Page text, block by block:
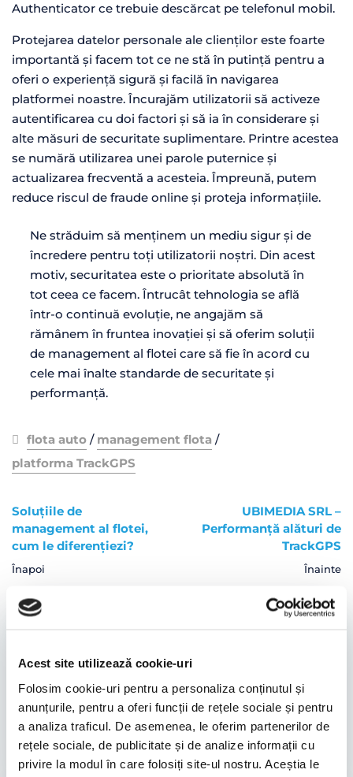
Acest site utilizează cookie-uri
Folosim cookie-uri pentru a personaliza conținutul și
anunțurile, pentru a oferi funcții de rețele sociale și pentru
a analiza traficul. De asemenea, le oferim partenerilor de
rețele sociale, de publicitate și de analize informații cu
privire la modul în care folosiți site-ul nostru. Aceștia le
Authenticator ce trebuie descărcat pe telefonul mobil.
Protejarea datelor personale ale clienților este foarte
importantă și facem tot ce ne stă în putință pentru a
oferi o experiență sigură și facilă în navigarea
platformei noastre. Încurajăm utilizatorii să activeze
autentificarea cu doi factori și să ia în considerare și
alte măsuri de securitate suplimentare. Printre acestea
se numără utilizarea unei parole puternice și
actualizarea frecventă a acesteia. Împreună, putem
reduce riscul de fraude online și proteja informațiile.
Ne străduim să menținem un mediu sigur și de
încredere pentru toți utilizatorii noștri. Din acest
motiv, securitatea este o prioritate absolută în
tot ceea ce facem. Întrucât tehnologia se află
într-o continuă evoluție, ne angajăm să
rămânem în fruntea inovației și să oferim soluții
de management al flotei care să fie în acord cu
cele mai înalte standarde de securitate și
performanță.
flota auto / management flota /
platforma TrackGPS
Soluțiile de
management al flotei,
cum le diferențiezi?
Înapoi
UBIMEDIA SRL –
Performanță alături de
TrackGPS
Înainte
Povesti de succes
Presă
Promoții